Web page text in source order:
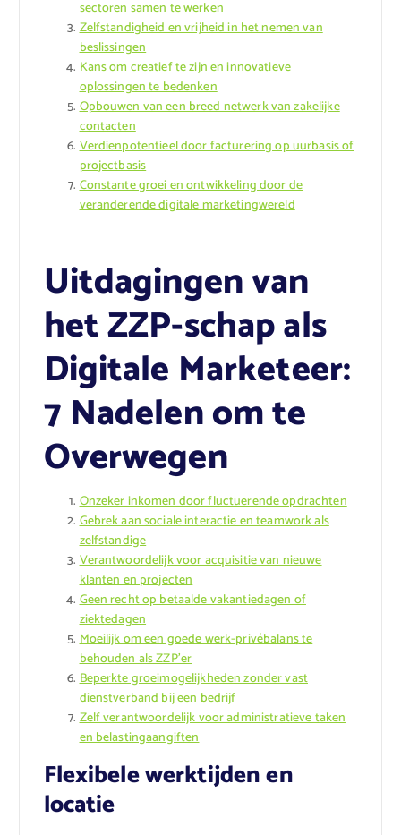
sectoren samen te werken
Zelfstandigheid en vrijheid in het nemen van
beslissingen
Kans om creatief te zijn en innovatieve
oplossingen te bedenken
Opbouwen van een breed netwerk van zakelijke
contacten
Verdienpotentieel door facturering op uurbasis of
projectbasis
Constante groei en ontwikkeling door de
veranderende digitale marketingwereld
Uitdagingen van
het ZZP-schap als
Digitale Marketeer:
7 Nadelen om te
Overwegen
Onzeker inkomen door fluctuerende opdrachten
Gebrek aan sociale interactie en teamwork als
zelfstandige
Verantwoordelijk voor acquisitie van nieuwe
klanten en projecten
Geen recht op betaalde vakantiedagen of
ziektedagen
Moeilijk om een goede werk-privébalans te
behouden als ZZP’er
Beperkte groeimogelijkheden zonder vast
dienstverband bij een bedrijf
Zelf verantwoordelijk voor administratieve taken
en belastingaangiften
Flexibele werktijden en
locatie